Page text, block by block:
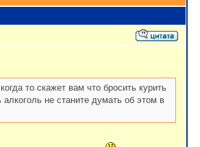
то скажет вам что бросить курить
не станите думать об этом в